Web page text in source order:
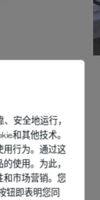
安全地运行，
和其他技术。
用行为。通过这
使用。为此，
和市场营销。您
钮即表明您同